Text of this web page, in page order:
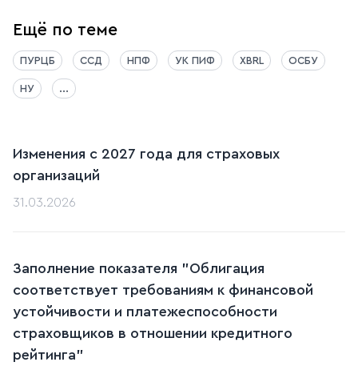
Ещё по теме
ПУРЦБ ССД НПФ УК ПИФ XBRL ОСБУ
НУ ...
Изменения с 2027 года для страховых
организаций
31.03.2026
Заполнение показателя "Облигация
соответствует требованиям к финансовой
устойчивости и платежеспособности
страховщиков в отношении кредитного
рейтинга"